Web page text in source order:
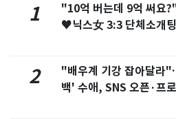
1
"10억 버는데 9억 써요
♥닉스女 3:3 단체소개
2
"배우계 기강 잡아달라
백' 수애, SNS 오픈·프